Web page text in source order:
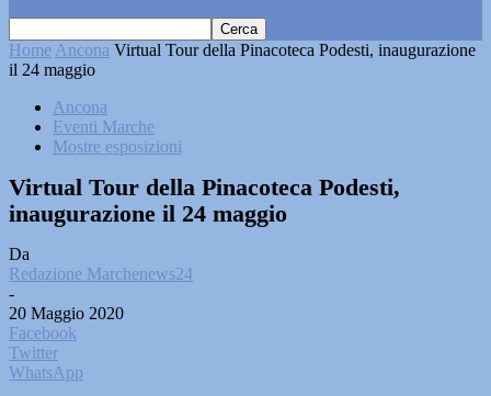
Home Ancona Virtual Tour della Pinacoteca Podesti, inaugurazione
il 24 maggio
Ancona
Eventi Marche
Mostre esposizioni
Virtual Tour della Pinacoteca Podesti,
inaugurazione il 24 maggio
Da
Redazione Marchenews24
-
20 Maggio 2020
Facebook
Twitter
WhatsApp